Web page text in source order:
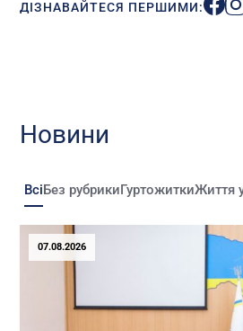
ДІЗНАВАЙТЕСЯ ПЕРШИМИ:
Новини
ВсіБез рубрикиГуртожиткиЖиття
07.08.2026